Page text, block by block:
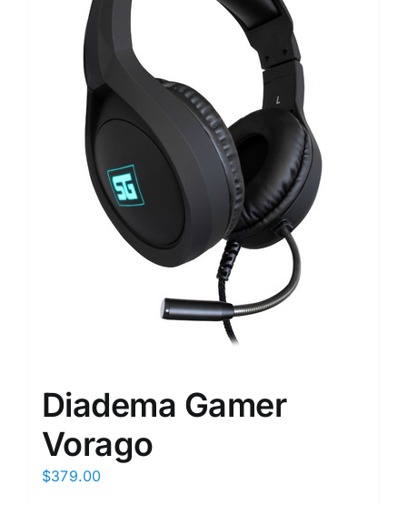
Diadema Gamer
Vorago
$379.00